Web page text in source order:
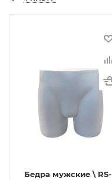
Бедра мужские \ RS-